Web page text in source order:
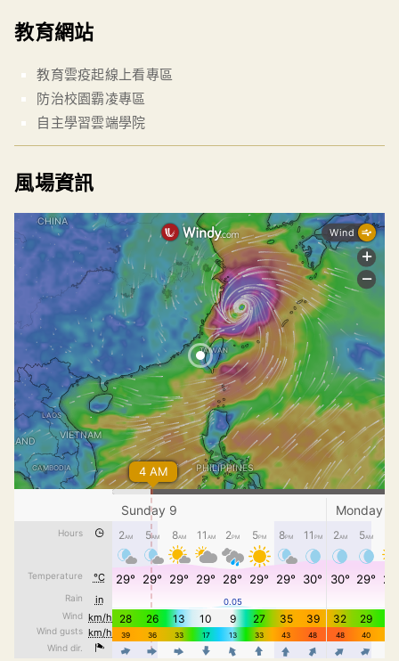
教育網站
教育雲疫起線上看專區
防治校園霸凌專區
自主學習雲端學院
風場資訊